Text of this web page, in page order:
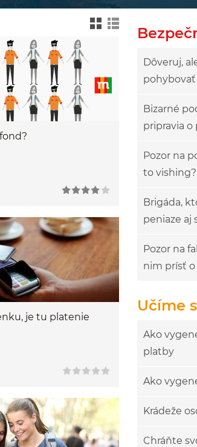
je tu platenie
Dôveruj,
Bizarné
pripravia o
Pozor na
to vishing?
Brigáda,
peniaze aj
Pozor na
nim prísť
Učíme
Ako
platby
Ako
Krádeže
Chráňte